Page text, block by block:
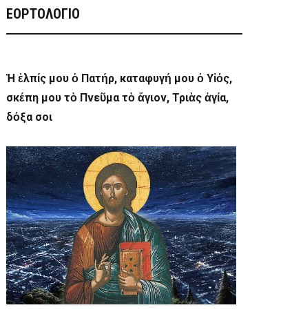
ΕΟΡΤΟΛΟΓΙΟ
Ἡ ἐλπίς μου ὁ Πατήρ, καταφυγή μου ὁ Υἱός,
σκέπη μου τὸ Πνεῦμα τὸ ἅγιον, Τριὰς ἁγία,
δόξα σοι